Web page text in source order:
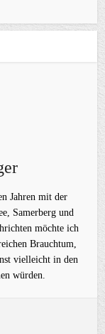
Jahren mit der
Samerberg und
möchte ich
Brauchtum,
vielleicht in den
würden.